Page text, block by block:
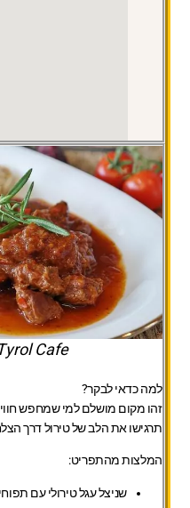
Cafe
למה כדאי לבקר?
זהו מקום מושלם למי שמחפש
תרגישו את הלב של טירול דרך
המלצות מהתפריט:
שניצל עגל טירולי עם